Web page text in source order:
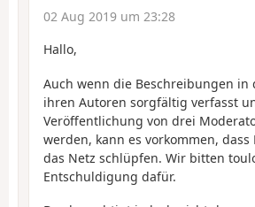
02 Aug 2019 um 23:28
Hallo,
Auch wenn die Beschreibungen in
ihren Autoren sorgfältig verfasst
Veröffentlichung von drei
werden, kann es vorkommen, dass
das Netz schlüpfen. Wir bitten
Entschuldigung dafür.